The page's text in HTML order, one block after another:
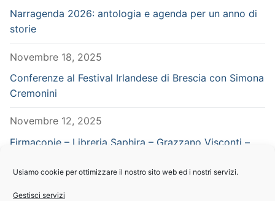
Usiamo cookie per ottimizzare il nostro sito web ed i nostri servizi.
Gestisci servizi
Narragenda 2026: antologia e agenda per un anno di
storie
Novembre 18, 2025
Conferenze al Festival Irlandese di Brescia con Simona
Cremonini
Novembre 12, 2025
Firmacopie – Libreria Saphira – Grazzano Visconti –